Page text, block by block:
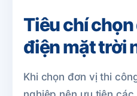
Tiêu chí
điện mặt trời
Khi chọn đơn vị thi